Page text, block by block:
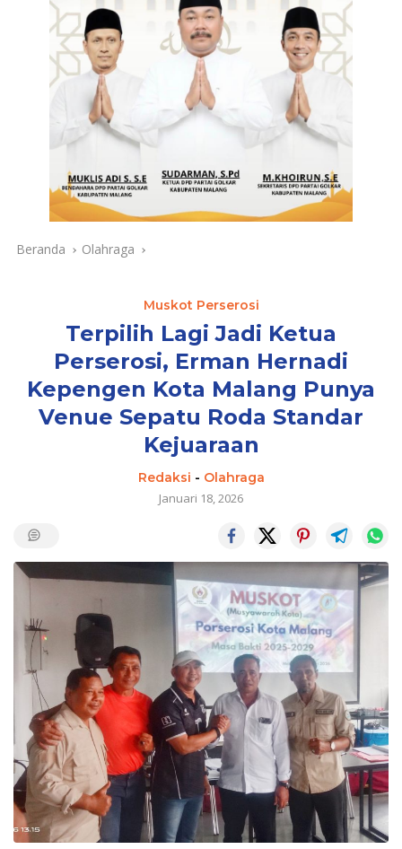
Beranda Olahraga
Muskot Perserosi
Terpilih Lagi Jadi Ketua
Perserosi, Erman Hernadi
Kepengen Kota Malang Punya
Venue Sepatu Roda Standar
Kejuaraan
Redaksi - Olahraga
Januari 18, 2026